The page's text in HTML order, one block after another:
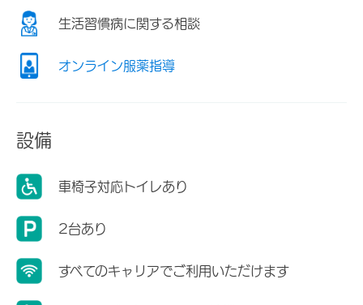
生活習慣病に関する相談
オンライン服薬指導
設備
車椅子対応トイレあり
2台あり
すべてのキャリアでご利用いただけます